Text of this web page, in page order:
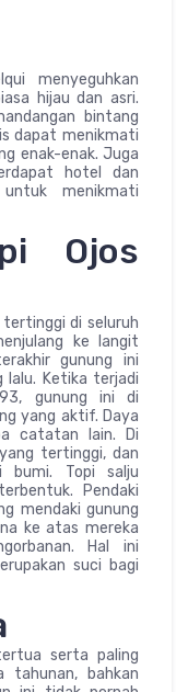
menyeguhkan
hijau dan asri.
bintang
dapat menikmati
enak-enak. Juga
hotel dan
menikmati
Ojos
di seluruh
ke langit
gunung ini
lalu. Ketika terjadi
gunung ini di
yang aktif. Daya
catatan lain. Di
tertinggi, dan
bumi. Topi salju
Pendaki
mendaki gunung
ke atas mereka
Hal ini
suci bagi
serta paling
tahunan, bahkan